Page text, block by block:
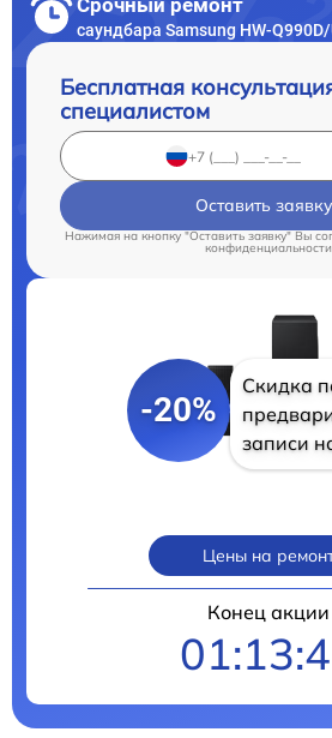
саундбара Samsung HW-
Бесплатная
специалистом
Оставить заявку
Нажимая на кнопку "Оставить заявку" Вы
конфиденциальности
-20%
Скидка
записи
Цены на
Конец акции